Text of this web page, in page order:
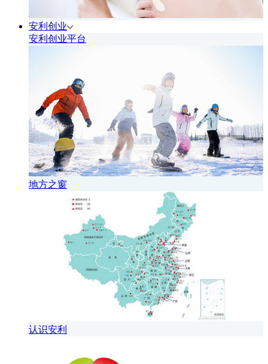
安利创业
安利创业平台
地方之窗
认识安利